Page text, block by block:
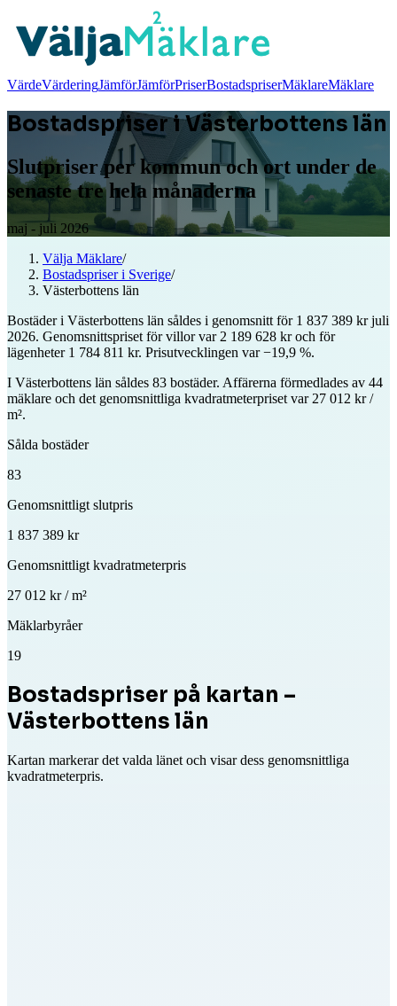
VärdeVärderingJämförJämförPriserBostadspriserMäklareMäklare
Bostadspriser i Västerbottens län
Slutpriser per kommun och ort under de
senaste tre hela månaderna
maj - juli 2026
Välja Mäklare/
Bostadspriser i Sverige/
Västerbottens län
Bostäder i Västerbottens län såldes i genomsnitt för 1 837 389 kr juli
2026. Genomsnittspriset för villor var 2 189 628 kr och för
lägenheter 1 784 811 kr. Prisutvecklingen var −19,9 %.
I Västerbottens län såldes 83 bostäder. Affärerna förmedlades av 44
mäklare och det genomsnittliga kvadratmeterpriset var 27 012 kr /
m².
Sålda bostäder
83
Genomsnittligt slutpris
1 837 389 kr
Genomsnittligt kvadratmeterpris
27 012 kr / m²
Mäklarbyråer
19
Bostadspriser på kartan –
Västerbottens län
Kartan markerar det valda länet och visar dess genomsnittliga
kvadratmeterpris.